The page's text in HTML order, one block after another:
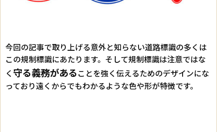
今回の記事で取り上げる意外と知らない道路標識の多くは
この規制標識にあたります。そして規制標識は注意ではな
く 守る義務があることを強く伝えるためのデザインにな
っており遠くからでもわかるような色や形が特徴です。